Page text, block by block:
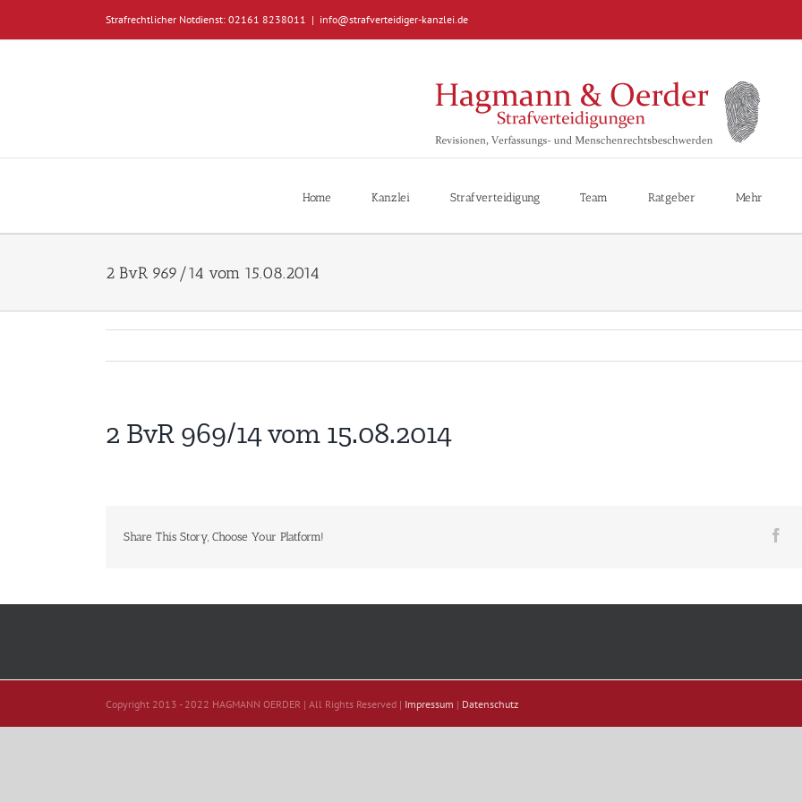
springen
Strafrechtlicher Notdienst: 02161 8238011 | info@strafverteidiger-kanzlei.de
Home Kanzlei Strafverteidigung Team Ratgeber Mehr
2 BvR 969/14 vom 15.08.2014
2 BvR 969/14 vom 15.08.2014
Share This Story, Choose Your Platform!
Copyright 2013 - 2022 HAGMANN OERDER | All Rights Reserved | Impressum | Datenschutz